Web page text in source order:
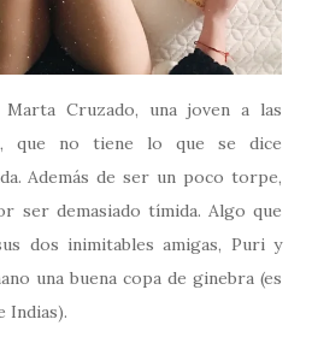
Cruzado, una joven a las
que no tiene lo que se dice
Además de ser un poco torpe,
ser demasiado tímida. Algo que
dos inimitables amigas, Puri y
una buena copa de ginebra (es
Indias).